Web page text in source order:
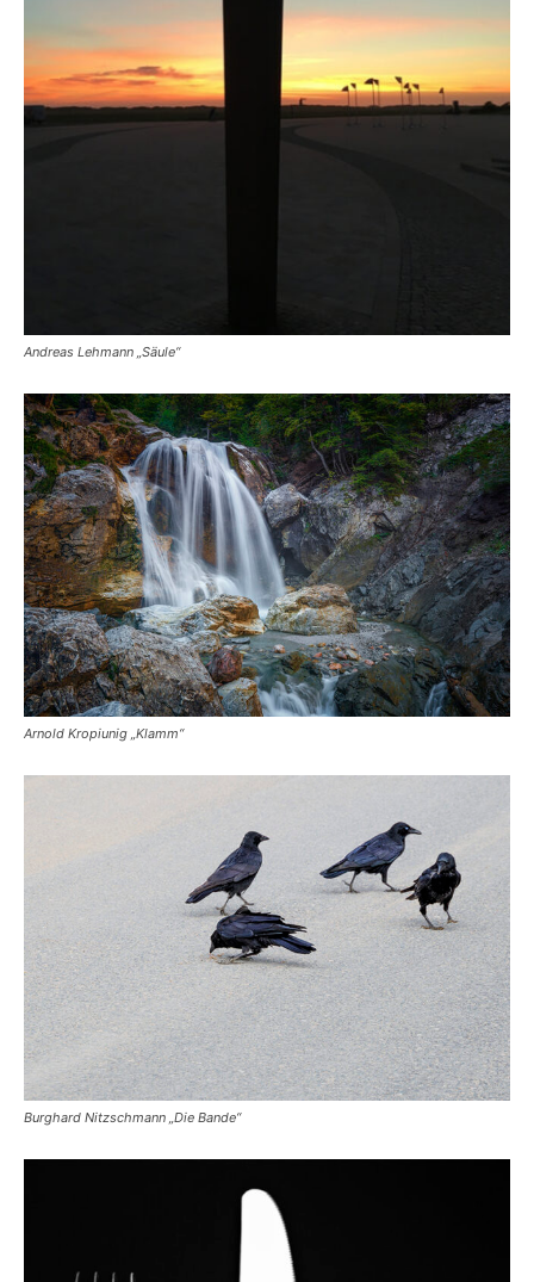
Andreas Lehmann „Säule“
Arnold Kropiunig „Klamm“
Burghard Nitzschmann „Die Bande“